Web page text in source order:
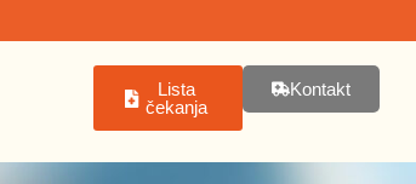
Lista
čekanja
Kontakt